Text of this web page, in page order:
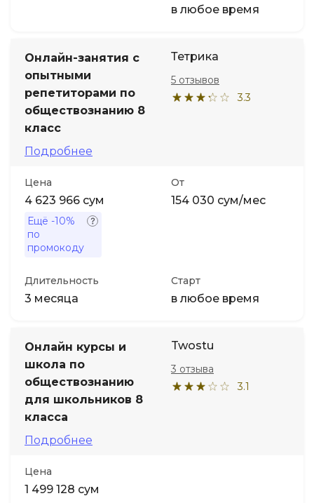
в любое время
Онлайн-занятия с
опытными
репетиторами по
обществознанию 8
класс
Подробнее
Тетрика
3.3
5 отзывов
Цена
4 623 966 сум
Ещё -10%
по
промокоду
От
154 030 сум/мес
Длительность
3 месяца
Старт
в любое время
Онлайн курсы и
школа по
обществознанию
для школьников 8
класса
Подробнее
Twostu
3.1
3 отзыва
Цена
1 499 128 сум